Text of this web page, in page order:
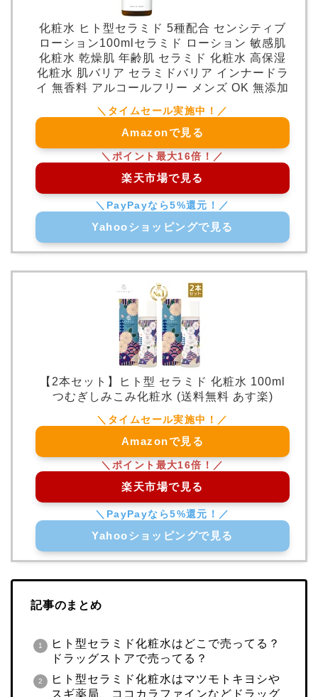
化粧水 ヒト型セラミド 5種配合 センシティブ
ローション100mlセラミド ローション 敏感肌
化粧水 乾燥肌 年齢肌 セラミド 化粧水 高保湿
化粧水 肌バリア セラミドバリア インナードラ
イ 無香料 アルコールフリー メンズ OK 無添加
Amazonで見る
楽天市場で見る
Yahooショッピングで見る
【2本セット】ヒト型 セラミド 化粧水 100ml
つむぎしみこみ化粧水 (送料無料 あす楽)
Amazonで見る
楽天市場で見る
Yahooショッピングで見る
記事のまとめ
ヒト型セラミド化粧水はどこで売ってる？
ドラッグストアで売ってる？
ヒト型セラミド化粧水はマツモトキヨシや
スギ薬局、ココカラファインなどドラッグ